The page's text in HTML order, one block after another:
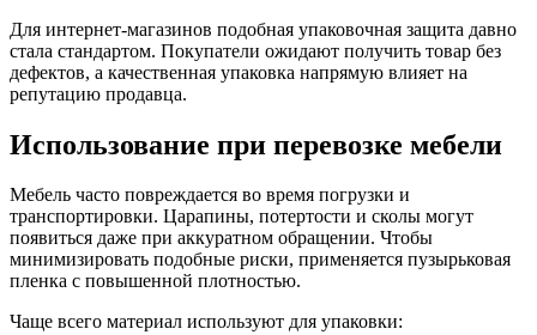
Для интернет-магазинов подобная упаковочная защита давно
стала стандартом. Покупатели ожидают получить товар без
дефектов, а качественная упаковка напрямую влияет на
репутацию продавца.
Использование при перевозке мебели
Мебель часто повреждается во время погрузки и
транспортировки. Царапины, потертости и сколы могут
появиться даже при аккуратном обращении. Чтобы
минимизировать подобные риски, применяется пузырьковая
пленка с повышенной плотностью.
Чаще всего материал используют для упаковки: